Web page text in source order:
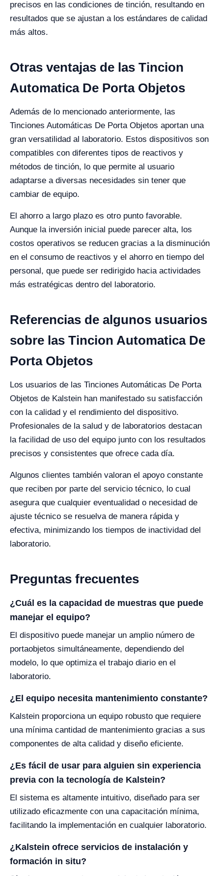
precisos en las condiciones de tinción, resultando en
resultados que se ajustan a los estándares de calidad
más altos.
Otras ventajas de las Tincion
Automatica De Porta Objetos
Además de lo mencionado anteriormente, las
Tinciones Automáticas De Porta Objetos aportan una
gran versatilidad al laboratorio. Estos dispositivos son
compatibles con diferentes tipos de reactivos y
métodos de tinción, lo que permite al usuario
adaptarse a diversas necesidades sin tener que
cambiar de equipo.
El ahorro a largo plazo es otro punto favorable.
Aunque la inversión inicial puede parecer alta, los
costos operativos se reducen gracias a la disminución
en el consumo de reactivos y el ahorro en tiempo del
personal, que puede ser redirigido hacia actividades
más estratégicas dentro del laboratorio.
Referencias de algunos usuarios
sobre las Tincion Automatica De
Porta Objetos
Los usuarios de las Tinciones Automáticas De Porta
Objetos de Kalstein han manifestado su satisfacción
con la calidad y el rendimiento del dispositivo.
Profesionales de la salud y de laboratorios destacan
la facilidad de uso del equipo junto con los resultados
precisos y consistentes que ofrece cada día.
Algunos clientes también valoran el apoyo constante
que reciben por parte del servicio técnico, lo cual
asegura que cualquier eventualidad o necesidad de
ajuste técnico se resuelva de manera rápida y
efectiva, minimizando los tiempos de inactividad del
laboratorio.
Preguntas frecuentes
¿Cuál es la capacidad de muestras que puede
manejar el equipo?
El dispositivo puede manejar un amplio número de
portaobjetos simultáneamente, dependiendo del
modelo, lo que optimiza el trabajo diario en el
laboratorio.
¿El equipo necesita mantenimiento constante?
Kalstein proporciona un equipo robusto que requiere
una mínima cantidad de mantenimiento gracias a sus
componentes de alta calidad y diseño eficiente.
¿Es fácil de usar para alguien sin experiencia
previa con la tecnología de Kalstein?
El sistema es altamente intuitivo, diseñado para ser
utilizado eficazmente con una capacitación mínima,
facilitando la implementación en cualquier laboratorio.
¿Kalstein ofrece servicios de instalación y
formación in situ?